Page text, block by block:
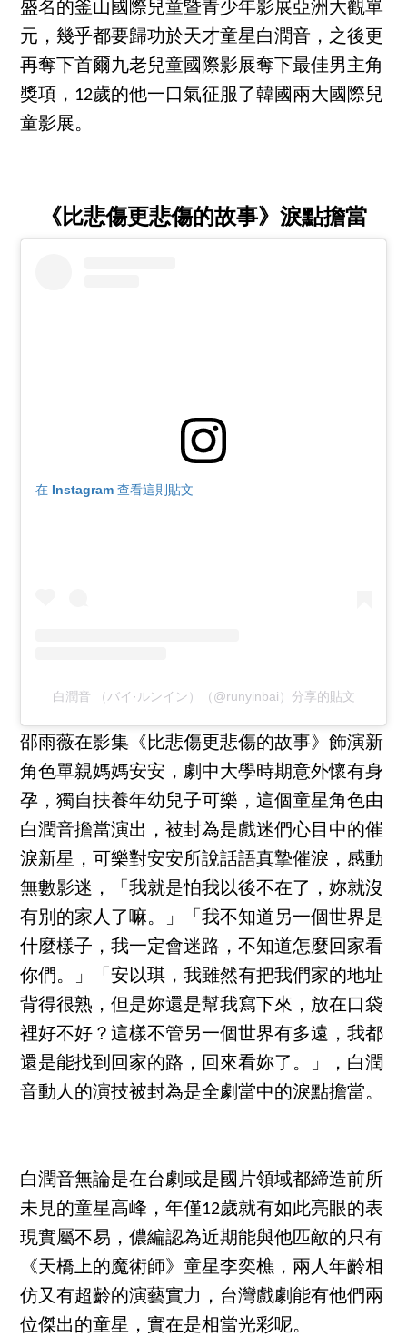
盛名的釜山國際兒童暨青少年影展亞洲大觀單
元，幾乎都要歸功於天才童星白潤音，之後更
再奪下首爾九老兒童國際影展奪下最佳男主角
獎項，12歲的他一口氣征服了韓國兩大國際兒
童影展。
《比悲傷更悲傷的故事》淚點擔當
在 Instagram 查看這則貼文
白潤音 （バイ·ルンイン）（@runyinbai）分享的貼文
邵雨薇在影集《比悲傷更悲傷的故事》飾演新
角色單親媽媽安安，劇中大學時期意外懷有身
孕，獨自扶養年幼兒子可樂，這個童星角色由
白潤音擔當演出，被封為是戲迷們心目中的催
淚新星，可樂對安安所說話語真摯催淚，感動
無數影迷，「我就是怕我以後不在了，妳就沒
有別的家人了嘛。」「我不知道另一個世界是
什麼樣子，我一定會迷路，不知道怎麼回家看
你們。」「安以琪，我雖然有把我們家的地址
背得很熟，但是妳還是幫我寫下來，放在口袋
裡好不好？這樣不管另一個世界有多遠，我都
還是能找到回家的路，回來看妳了。」，白潤
音動人的演技被封為是全劇當中的淚點擔當。
白潤音無論是在台劇或是國片領域都締造前所
未見的童星高峰，年僅12歲就有如此亮眼的表
現實屬不易，儂編認為近期能與他匹敵的只有
《天橋上的魔術師》童星李奕樵，兩人年齡相
仿又有超齡的演藝實力，台灣戲劇能有他們兩
位傑出的童星，實在是相當光彩呢。